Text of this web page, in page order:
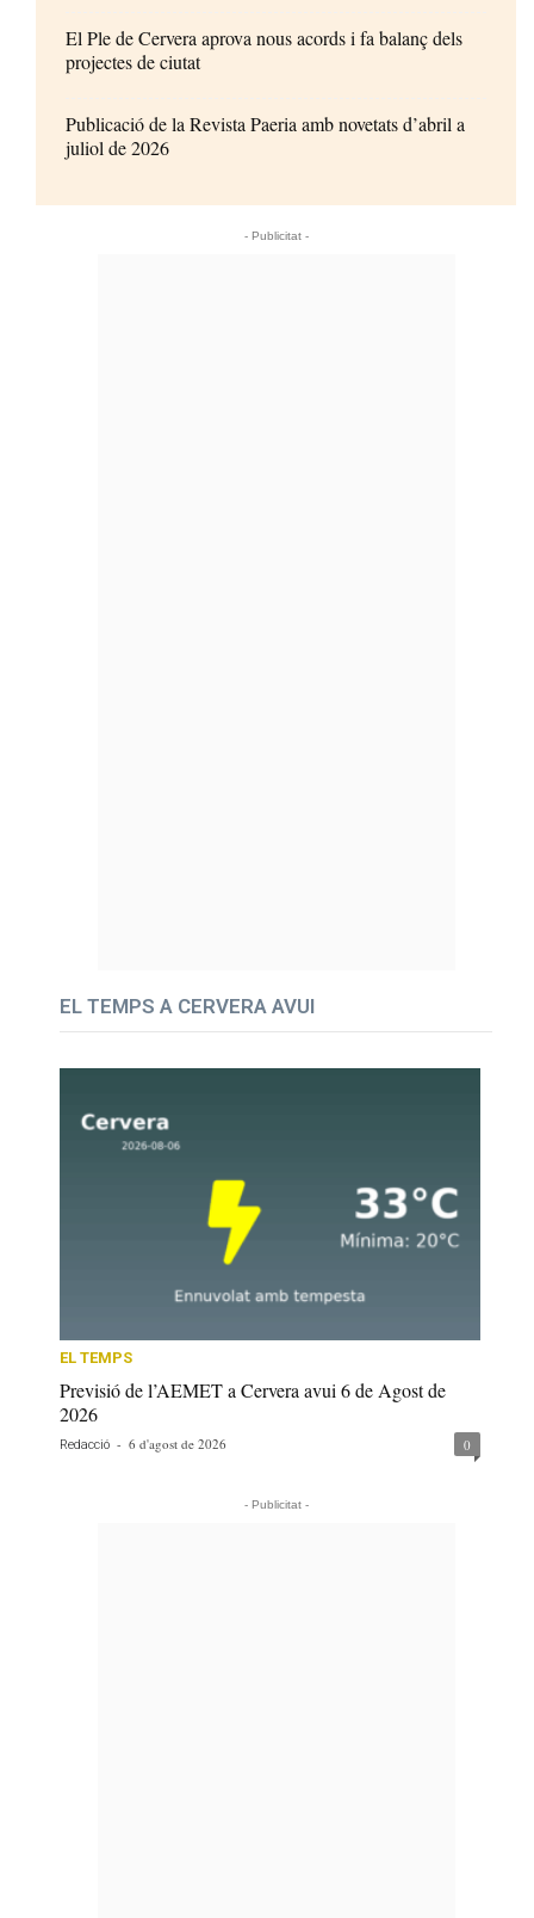
El Ple de Cervera aprova nous acords i fa balanç dels
projectes de ciutat
Publicació de la Revista Paeria amb novetats d’abril a
juliol de 2026
- Publicitat -
EL TEMPS A CERVERA AVUI
EL TEMPS
Previsió de l’AEMET a Cervera avui 6 de Agost de
2026
Redacció - 6 d'agost de 2026 0
- Publicitat -